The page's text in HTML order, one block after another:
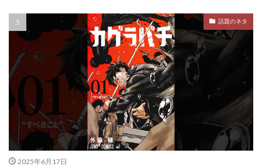
話題のネタ
2025年6月17日